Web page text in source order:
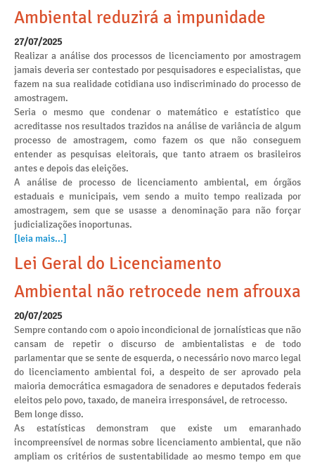
Ambiental reduzirá a impunidade
27/07/2025
Realizar a análise dos processos de licenciamento por amostragem
jamais deveria ser contestado por pesquisadores e especialistas, que
fazem na sua realidade cotidiana uso indiscriminado do processo de
amostragem.
Seria o mesmo que condenar o matemático e estatístico que
acreditasse nos resultados trazidos na análise de variância de algum
processo de amostragem, como fazem os que não conseguem
entender as pesquisas eleitorais, que tanto atraem os brasileiros
antes e depois das eleições.
A análise de processo de licenciamento ambiental, em órgãos
estaduais e municipais, vem sendo a muito tempo realizada por
amostragem, sem que se usasse a denominação para não forçar
judicializações inoportunas.
[leia mais...]
Lei Geral do Licenciamento
Ambiental não retrocede nem afrouxa
20/07/2025
Sempre contando com o apoio incondicional de jornalísticas que não
cansam de repetir o discurso de ambientalistas e de todo
parlamentar que se sente de esquerda, o necessário novo marco legal
do licenciamento ambiental foi, a despeito de ser aprovado pela
maioria democrática esmagadora de senadores e deputados federais
eleitos pelo povo, taxado, de maneira irresponsável, de retrocesso.
Bem longe disso.
As estatísticas demonstram que existe um emaranhado
incompreensível de normas sobre licenciamento ambiental, que não
ampliam os critérios de sustentabilidade ao mesmo tempo em que